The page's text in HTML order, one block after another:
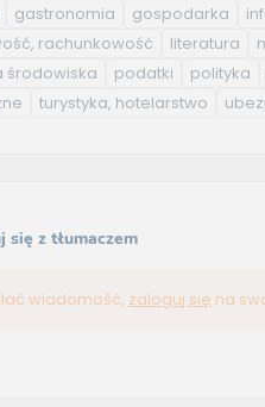
gastronomia gospodarka
rachunkowość
literatura
środowiska
podatki polityka
turystyka, hotelarstwo
się z tłumaczem
wiadomość, zaloguj się na